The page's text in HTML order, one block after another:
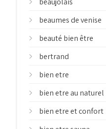
beaumes de venise
beauté bien être
bertrand
bien etre
bien etre au naturel
bien etre et confort